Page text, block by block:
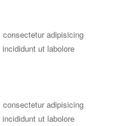
adipisicing
ut labolore
adipisicing
ut labolore